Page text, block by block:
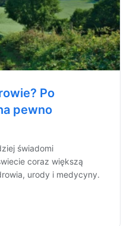
Po
pewno
świadomi
coraz większą
urody i medycyny.